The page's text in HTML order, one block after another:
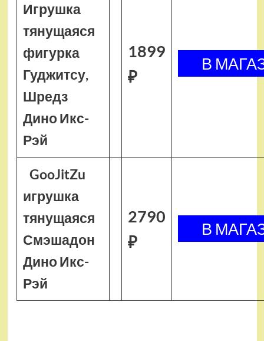
Игрушка
тянущаяся
фигурка
Гуджитсу,
Шредз
Дино Икс-
Рэй
1899
₽
GooJitZu
игрушка
тянущаяся
Смэшадон
Дино Икс-
Рэй
2790
₽